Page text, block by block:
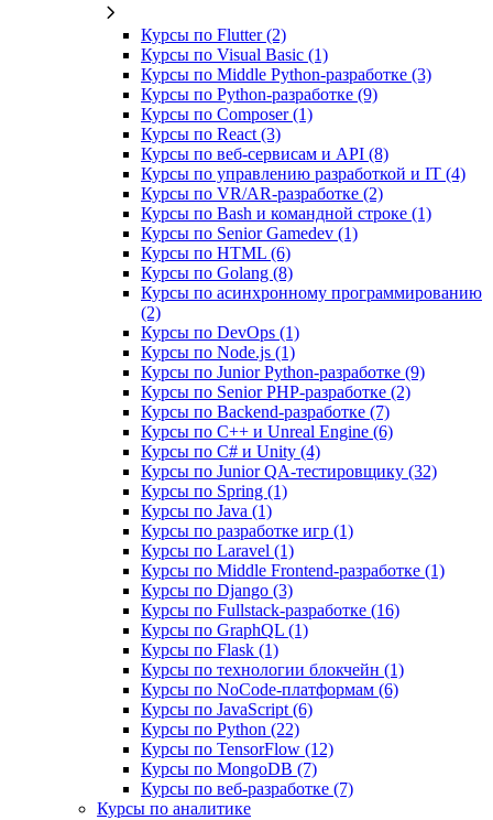
Курсы по Flutter (2)
Курсы по Visual Basic (1)
Курсы по Middle Python-разработке (3)
Курсы по Python-разработке (9)
Курсы по Composer (1)
Курсы по React (3)
Курсы по веб‑сервисам и API (8)
Курсы по управлению разработкой и IT (4)
Курсы по VR/AR‑разработке (2)
Курсы по Bash и командной строке (1)
Курсы по Senior Gamedev (1)
Курсы по HTML (6)
Курсы по Golang (8)
Курсы по асинхронному программированию
(2)
Курсы по DevOps (1)
Курсы по Node.js (1)
Курсы по Junior Python-разработке (9)
Курсы по Senior PHP-разработке (2)
Курсы по Backend‑разработке (7)
Курсы по C++ и Unreal Engine (6)
Курсы по C# и Unity (4)
Курсы по Junior QA-тестировщику (32)
Курсы по Spring (1)
Курсы по Java (1)
Курсы по разработке игр (1)
Курсы по Laravel (1)
Курсы по Middle Frontend-разработке (1)
Курсы по Django (3)
Курсы по Fullstack‑разработке (16)
Курсы по GraphQL (1)
Курсы по Flask (1)
Курсы по технологии блокчейн (1)
Курсы по NoCode‑платформам (6)
Курсы по JavaScript (6)
Курсы по Python (22)
Курсы по TensorFlow (12)
Курсы по MongoDB (7)
Курсы по веб‑разработке (7)
Курсы по аналитике